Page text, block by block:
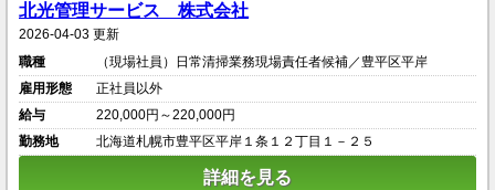
北光管理サービス 株式会社
2026-04-03 更新
職種
（現場社員）日常清掃業務現場責任者候補／豊平区平岸
雇用形態
正社員以外
給与
220,000円～220,000円
勤務地
北海道札幌市豊平区平岸１条１２丁目１－２５
詳細を見る